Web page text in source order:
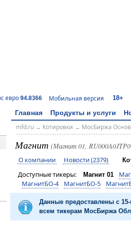
евро 94.8366 Мобильная версия 18+
Главная Продукты и услуги
mfd.ru→ Котировки → МосБиржа
Магнит (Магнит 01,
О компании Новости (2379)
Доступные тикеры:
Магнит 01
МагнитБО-4
МагнитБО-5
Данные предоставлены с
всем тикерам МосБиржа